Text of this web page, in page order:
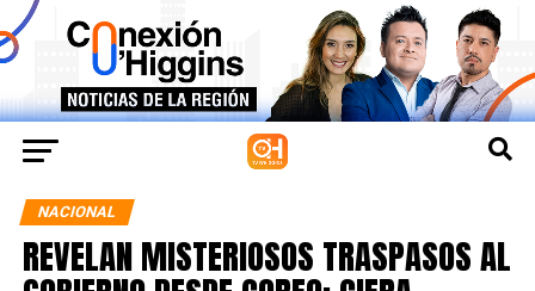
NACIONAL
REVELAN MISTERIOSOS TRASPASOS AL